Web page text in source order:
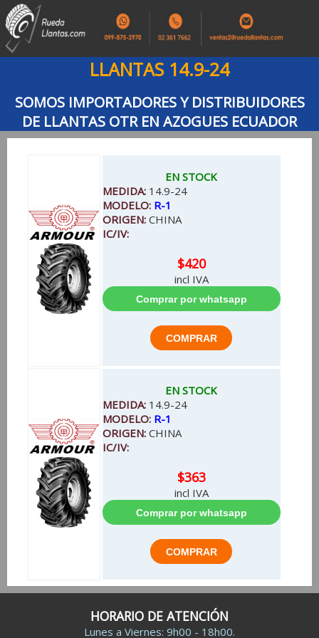
LLANTAS 14.9-24
SOMOS IMPORTADORES Y DISTRIBUIDORES
DE LLANTAS OTR EN AZOGUES ECUADOR
EN STOCK
MEDIDA: 14.9-24
MODELO: R-1
ORIGEN: CHINA
IC/IV:
$420
incl IVA
EN STOCK
MEDIDA: 14.9-24
MODELO: R-1
ORIGEN: CHINA
IC/IV:
$363
incl IVA
HORARIO DE ATENCIÓN
Lunes a Viernes: 9h00 - 18h00.